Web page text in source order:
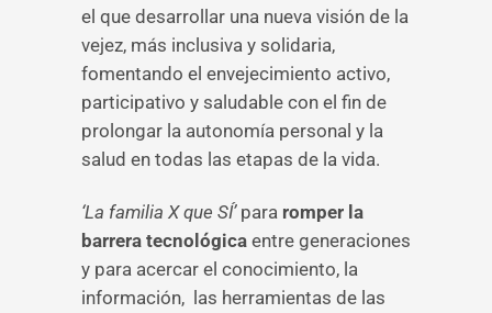
el que desarrollar una nueva visión de la
vejez, más inclusiva y solidaria,
fomentando el envejecimiento activo,
participativo y saludable con el fin de
prolongar la autonomía personal y la
salud en todas las etapas de la vida.
‘La familia X que SÍ’para romper la
barrera tecnológica entre generaciones
y para acercar el conocimiento, la
información, las herramientas de las